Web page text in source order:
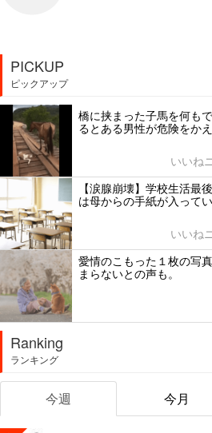
PICKUP
ピックアップ
橋に挟まった子馬を何も
るとある男性が危険をか
いいね
【涙腺崩壊】学校生活最
は母からの手紙が入って
いいね
愛情のこもった１枚の写
まらないとの声も。
Ranking
ランキング
今週 今月